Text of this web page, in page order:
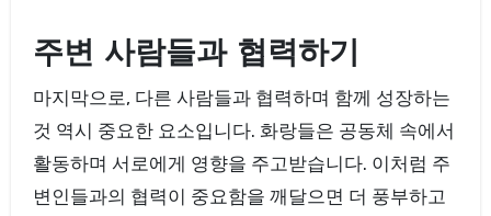
주변 사람들과 협력하기
마지막으로, 다른 사람들과 협력하며 함께 성장하는
것 역시 중요한 요소입니다. 화랑들은 공동체 속에서
활동하며 서로에게 영향을 주고받습니다. 이처럼 주
변인들과의 협력이 중요함을 깨달으면 더 풍부하고